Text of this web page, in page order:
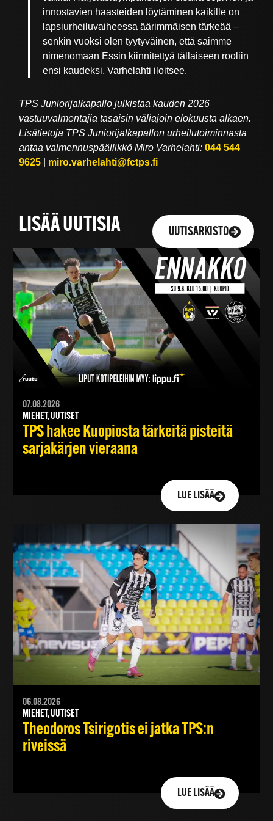
innostavien haasteiden löytäminen kaikille on
lapsiurheiluvaiheessa äärimmäisen tärkeää –
senkin vuoksi olen tyytyväinen, että saimme
nimenomaan Essin kiinnitettyä tällaiseen rooliin
ensi kaudeksi, Varhelahti iloitsee.
TPS Juniorijalkapallo julkistaa kauden 2026
vastuuvalmentajia tasaisin väliajoin elokuusta alkaen.
Lisätietoja TPS Juniorijalkapallon urheilutoiminnasta
antaa valmennuspäällikkö Miro Varhelahti:044 544
9625
miro.varhelahti@fctps.fi
LISÄÄ UUTISIA UUTISARKISTO
07.08.2026
MIEHET, UUTISET
TPS hakee Kuopiosta tärkeitä pisteitä
sarjakärjen vieraana
LUE LISÄÄ
06.08.2026
MIEHET, UUTISET
Theodoros Tsirigotis ei jatka TPS:n
riveissä
LUE LISÄÄ